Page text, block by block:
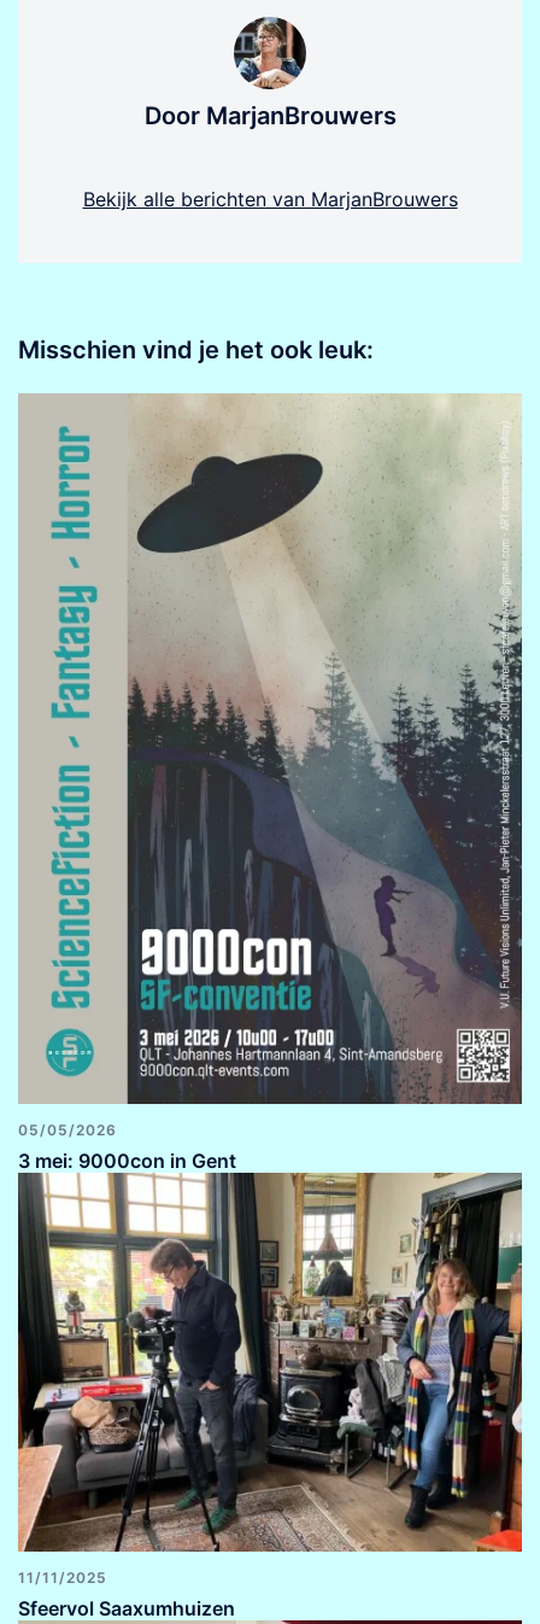
Door MarjanBrouwers
Bekijk alle berichten van MarjanBrouwers
Misschien vind je het ook leuk:
05/05/2026
3 mei: 9000con in Gent
11/11/2025
Sfeervol Saaxumhuizen